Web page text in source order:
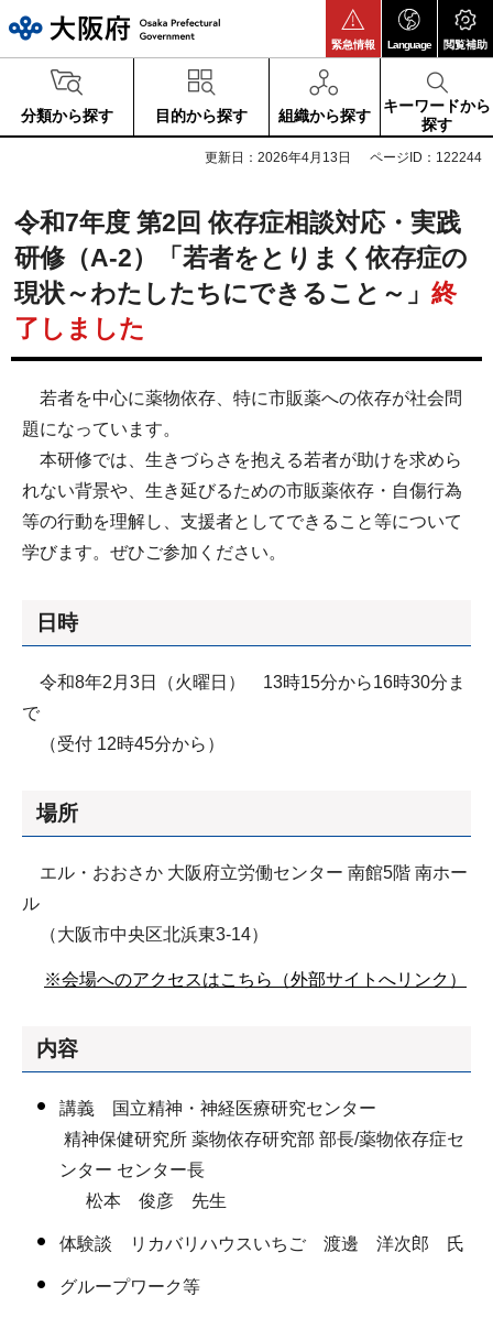
緊急情報 Language 閲覧補助
分類から探す 目的から探す 組織から探す
キーワードから
探す
更新日：2026年4月13日 ページID：122244
令和7年度 第2回 依存症相談対応・実践
研修（A-2）「若者をとりまく依存症の
現状～わたしたちにできること～」 終
了 しました
若者を中心に薬物依存、特に市販薬への依存が社会問
題になっています。
本研修では、生きづらさを抱える若者が助けを求めら
れない背景や、生き延びるための市販薬依存・自傷行為
等の行動を理解し、支援者としてできること等について
学びます。ぜひご参加ください。
日時
令和8年2月3日（火曜日） 13時15分から16時30分ま
で
（受付 12時45分から）
場所
エル・おおさか 大阪府立労働センター 南館5階 南ホー
ル
（大阪市中央区北浜東3-14）
※会場へのアクセスはこちら（外部サイトへリンク）
内容
講義 国立精神・神経医療研究センター
精神保健研究所 薬物依存研究部 部長/薬物依存症セ
ンター センター長
松本 俊彦 先生
体験談 リカバリハウスいちご 渡邊 洋次郎 氏
グループワーク等